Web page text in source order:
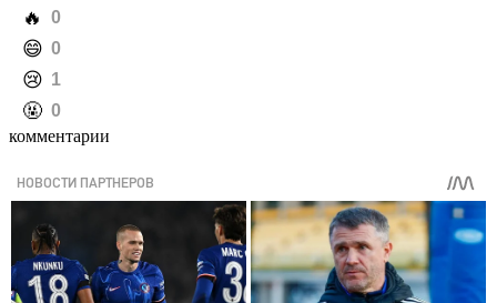
️🔥 0
️😄 0
️😢 1
️🤬 0
комментарии